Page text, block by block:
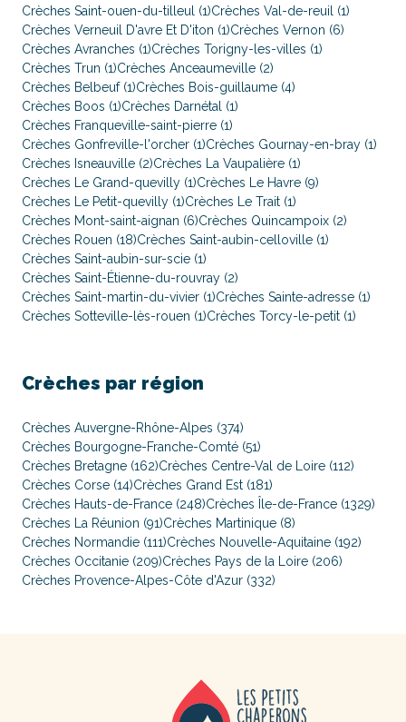
Crèches Saint-ouen-du-tilleul (1)Crèches Val-de-reuil (1)
Crèches Verneuil D'avre Et D'iton (1)Crèches Vernon (6)
Crèches Avranches (1)Crèches Torigny-les-villes (1)
Crèches Trun (1)Crèches Anceaumeville (2)
Crèches Belbeuf (1)Crèches Bois-guillaume (4)
Crèches Boos (1)Crèches Darnétal (1)
Crèches Franqueville-saint-pierre (1)
Crèches Gonfreville-l'orcher (1)Crèches Gournay-en-bray (1)
Crèches Isneauville (2)Crèches La Vaupalière (1)
Crèches Le Grand-quevilly (1)Crèches Le Havre (9)
Crèches Le Petit-quevilly (1)Crèches Le Trait (1)
Crèches Mont-saint-aignan (6)Crèches Quincampoix (2)
Crèches Rouen (18)Crèches Saint-aubin-celloville (1)
Crèches Saint-aubin-sur-scie (1)
Crèches Saint-Étienne-du-rouvray (2)
Crèches Saint-martin-du-vivier (1)Crèches Sainte-adresse (1)
Crèches Sotteville-lès-rouen (1)Crèches Torcy-le-petit (1)
Crèches par région
Crèches Auvergne-Rhône-Alpes (374)
Crèches Bourgogne-Franche-Comté (51)
Crèches Bretagne (162)Crèches Centre-Val de Loire (112)
Crèches Corse (14)Crèches Grand Est (181)
Crèches Hauts-de-France (248)Crèches Île-de-France (1329)
Crèches La Réunion (91)Crèches Martinique (8)
Crèches Normandie (111)Crèches Nouvelle-Aquitaine (192)
Crèches Occitanie (209)Crèches Pays de la Loire (206)
Crèches Provence-Alpes-Côte d'Azur (332)